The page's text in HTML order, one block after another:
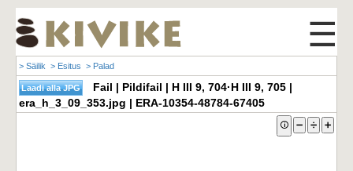
☰
> Säilik > Esitus > Palad
Fail | Pildifail | H III 9, 704·H III 9, 705 |
era_h_3_09_353.jpg | ERA-10354-48784-67405